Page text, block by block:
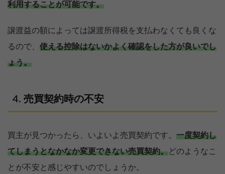
利用することが可能です。
譲渡益の額によっては譲渡所得税を支払わなくても良くな
るので、 使える控除はないかよく確認をした方が良いでし
ょう。
売買契約時の不安
買主が見つかったら、いよいよ売買契約です。 一度契約し
てしまうとなかなか変更できない売買契約。どのようなこ
とが不安と感じやすいのでしょうか。